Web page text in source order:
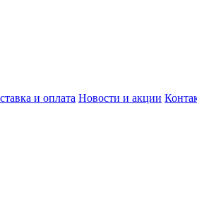
и оплата Новости и акции